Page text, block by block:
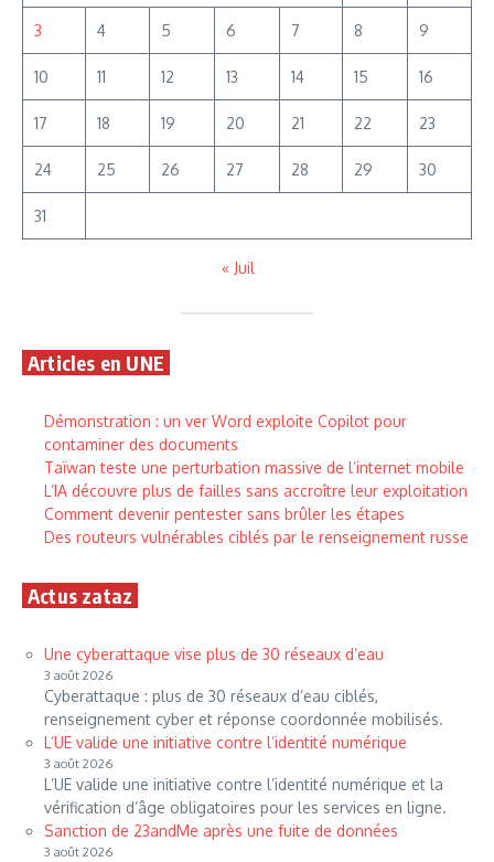
3 4 5 6 7 8 9
10 11 12 13 14 15 16
17 18 19 20 21 22 23
24 25 26 27 28 29 30
31
« Juil
Articles en UNE
Démonstration : un ver Word exploite Copilot pour
contaminer des documents
Taïwan teste une perturbation massive de l’internet mobile
L’IA découvre plus de failles sans accroître leur exploitation
Comment devenir pentester sans brûler les étapes
Des routeurs vulnérables ciblés par le renseignement russe
Actus zataz
Une cyberattaque vise plus de 30 réseaux d’eau
3 août 2026
Cyberattaque : plus de 30 réseaux d’eau ciblés,
renseignement cyber et réponse coordonnée mobilisés.
L’UE valide une initiative contre l’identité numérique
3 août 2026
L’UE valide une initiative contre l’identité numérique et la
vérification d’âge obligatoires pour les services en ligne.
Sanction de 23andMe après une fuite de données
3 août 2026